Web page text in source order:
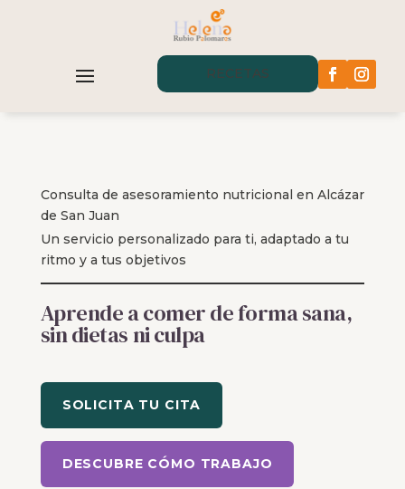
RECETAS
Consulta de asesoramiento nutricional en Alcázar
de San Juan
Un servicio personalizado para ti, adaptado a tu
ritmo y a tus objetivos
Aprende a comer de forma sana,
sin dietas ni culpa
SOLICITA TU CITA
DESCUBRE CÓMO TRABAJO